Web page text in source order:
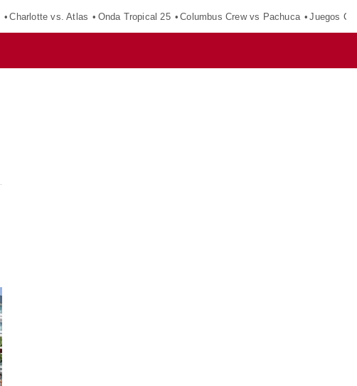
Charlotte vs. Atlas Onda Tropical 25 Columbus Crew vs Pachuca Juegos